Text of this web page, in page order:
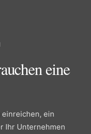
eine
ein
Ihr Unternehmen